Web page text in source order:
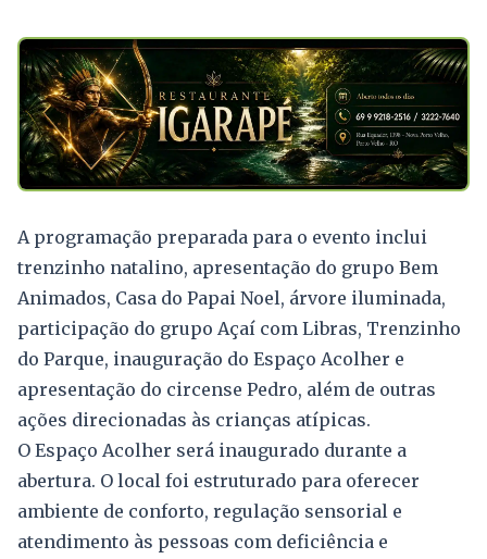
A programação preparada para o evento inclui
trenzinho natalino, apresentação do grupo Bem
Animados, Casa do Papai Noel, árvore iluminada,
participação do grupo Açaí com Libras, Trenzinho
do Parque, inauguração do Espaço Acolher e
apresentação do circense Pedro, além de outras
ações direcionadas às crianças atípicas.
O Espaço Acolher será inaugurado durante a
abertura. O local foi estruturado para oferecer
ambiente de conforto, regulação sensorial e
atendimento às pessoas com deficiência e